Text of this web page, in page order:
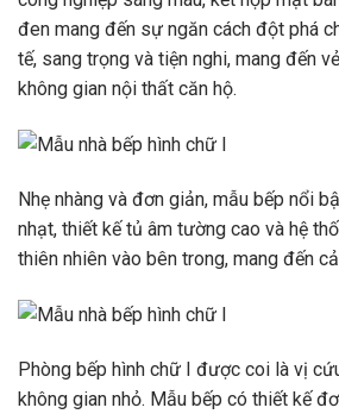
đen mang đến sự ngăn cách đột phá
tế, sang trọng và tiện nghi, mang đến
không gian nội thất căn hộ.
Nhẹ nhàng và đơn giản, mẫu bếp nổi
nhạt, thiết kế tủ âm tường cao và hệ
thiên nhiên vào bên trong, mang đến
Phòng bếp hình chữ I được coi là vị
không gian nhỏ. Mẫu bếp có thiết kế